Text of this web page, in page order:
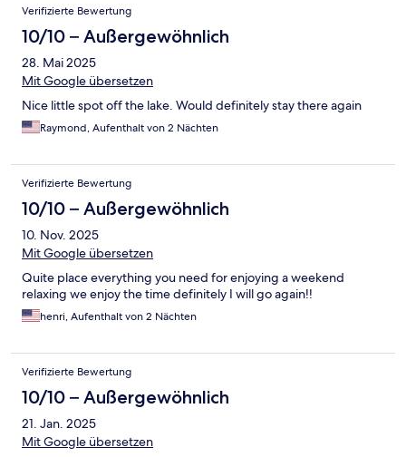
Verifizierte Bewertung
10/10 – Außergewöhnlich
28. Mai 2025
Mit Google übersetzen
Nice little spot off the lake. Would definitely stay there again
Raymond, Aufenthalt von 2 Nächten
Verifizierte Bewertung
10/10 – Außergewöhnlich
10. Nov. 2025
Mit Google übersetzen
Quite place everything you need for enjoying a weekend
relaxing we enjoy the time definitely I will go again!!
henri, Aufenthalt von 2 Nächten
Verifizierte Bewertung
10/10 – Außergewöhnlich
21. Jan. 2025
Mit Google übersetzen